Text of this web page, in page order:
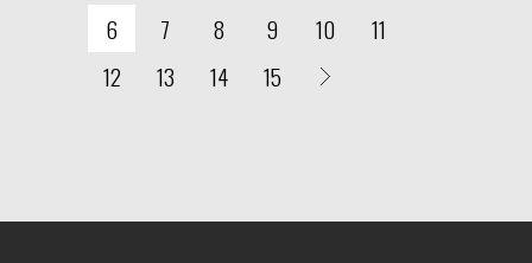
6
7 8 9 10
11
12
13 14 15